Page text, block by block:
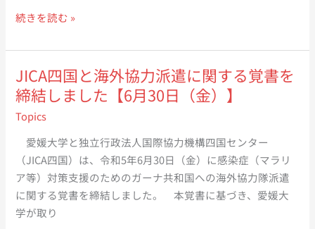
媛
表
敬
訪
ま
し
た
【7
隊
と
ガ
ー
ナ
遣
さ
れ
る
の
ウ
グ
ス
テ
ィ
ン・
ウ
ク
ポ
ジ
独
行
政
法
人
国
協
力
機
構
続きを読む »
JICA四国と海外協力派遣に関する覚書を
締結しました【6月30日（金）】
Topics
愛媛大学と独立行政法人国際協力機構四国センター
（JICA四国）は、令和5年6月30日（金）に感染症（マラリ
ア等）対策支援のためのガーナ共和国への海外協力隊派遣
に関する覚書を締結しました。 本覚書に基づき、愛媛大
学が取り